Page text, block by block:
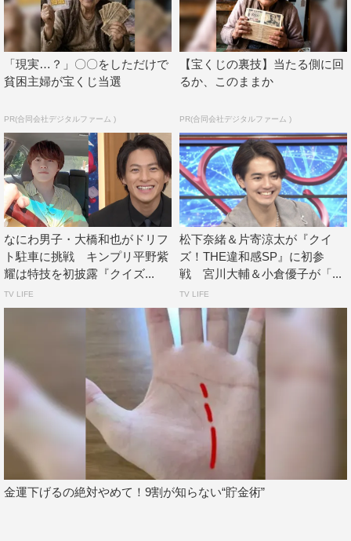
TBS系
2022年3月7日（月）後7・00～9・00
©TBS
なにわ男子 ロバート 出川哲朗
北乃きい 千鳥 大橋和也
新川優愛 秋山竜次 藤原丈一郎
霜降り明星
「現実…？」〇〇をしただけで
貧困主婦が宝くじ当選
PR(合同会社デジタルファーム )
【宝くじの裏技】当たる側に回
るか、このままか
PR(合同会社デジタルファーム )
なにわ男子・大橋和也がドリフ
ト駐車に挑戦 キンプリ平野紫
耀は特技を初披露『クイズ...
TV LIFE
松下奈緒＆片寄涼太が『クイ
ズ！THE違和感SP』に初参
戦 宮川大輔＆小倉優子が「...
TV LIFE
金運下げるの絶対やめて！9割が知らない“貯金術”